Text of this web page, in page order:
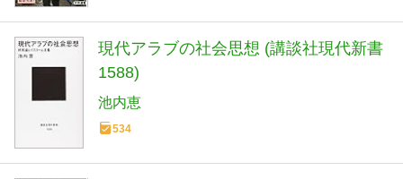
現代アラブの社会思想 (講談社現代新書
1588)
池内恵
534